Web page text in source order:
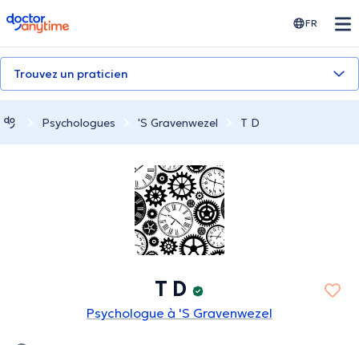
doctoranytime FR
Trouvez un praticien
Psychologues 'S Gravenwezel T D
T D
Psychologue à 'S Gravenwezel